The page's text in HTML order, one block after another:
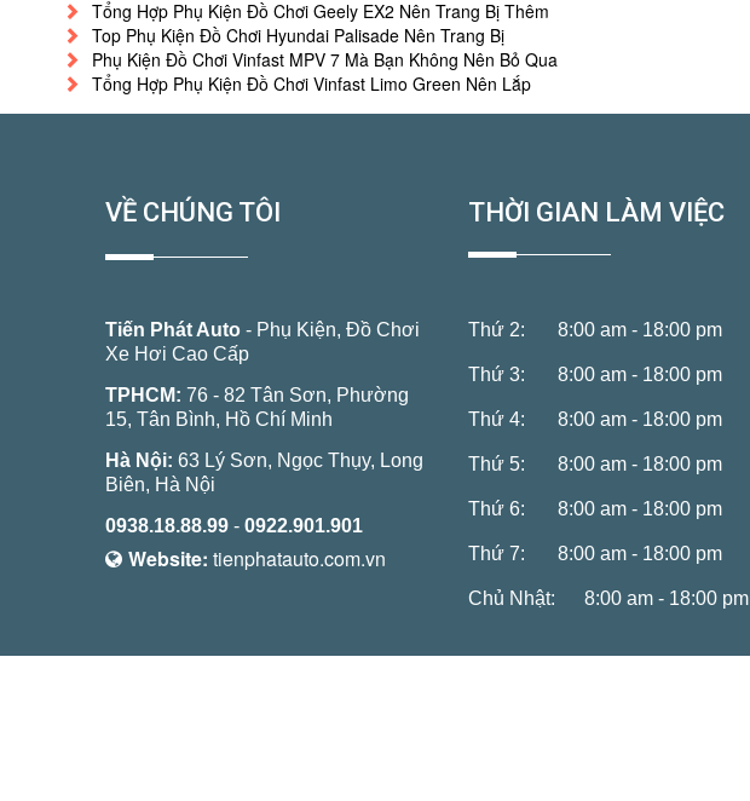
Tổng Hợp Phụ Kiện Đồ Chơi Geely EX2 Nên Trang Bị Thêm
Top Phụ Kiện Đồ Chơi Hyundai Palisade Nên Trang Bị
Phụ Kiện Đồ Chơi Vinfast MPV 7 Mà Bạn Không Nên Bỏ Qua
Tổng Hợp Phụ Kiện Đồ Chơi Vinfast Limo Green Nên Lắp
VỀ CHÚNG TÔI
Tiến Phát Auto - Phụ Kiện, Đồ Chơi
Xe Hơi Cao Cấp
TPHCM: 76 - 82 Tân Sơn, Phường
15, Tân Bình, Hồ Chí Minh
Hà Nội: 63 Lý Sơn, Ngọc Thụy, Long
Biên, Hà Nội
0938.18.88.99 - 0922.901.901
Website: tienphatauto.com.vn
THỜI GIAN LÀM VIỆC
Thứ 2: 8:00 am - 18:00 pm
Thứ 3: 8:00 am - 18:00 pm
Thứ 4: 8:00 am - 18:00 pm
Thứ 5: 8:00 am - 18:00 pm
Thứ 6: 8:00 am - 18:00 pm
Thứ 7: 8:00 am - 18:00 pm
Chủ Nhật: 8:00 am - 18:00 pm